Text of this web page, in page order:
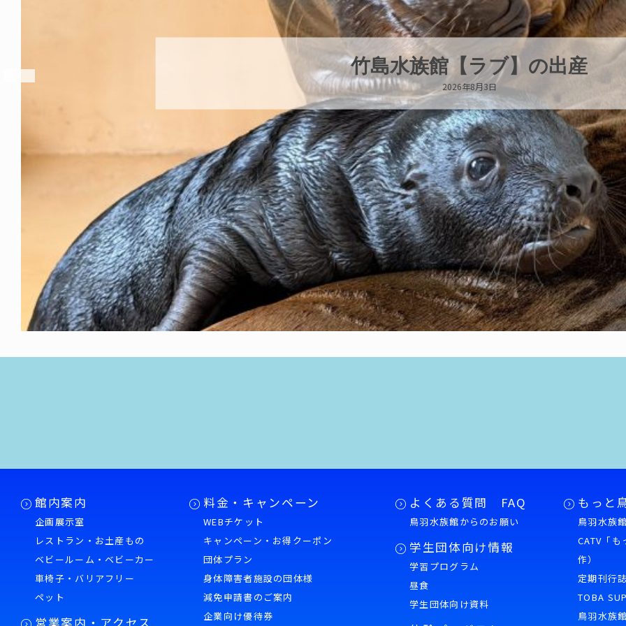
長崎からオオグソクムシがやってき
2026年8月2日
館内案内
企画展示室
レストラン・お土産もの
ベビールーム・ベビーカー
車椅子・バリアフリー
ペット
営業案内・アクセス
料金・キャンペーン
WEBチケット
キャンペーン・お得クーポン
団体プラン
身体障害者施設の団体様
減免申請書のご案内
企業向け優待券
よくある質問 FAQ
鳥羽水族館からのお願い
学生団体向け情報
学習プログラム
昼食
学生団体向け資料
もっと
鳥羽水族
CATV「
作）
定期刊行
TOBA
鳥羽水族